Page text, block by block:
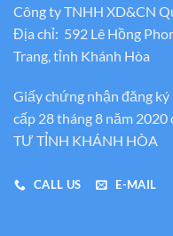
Công ty TNHH XD&CN
Địa chỉ: 592 Lê Hồng
Trang, tỉnh Khánh Hòa
Giấy chứng nhận đăng
cấp 28 tháng 8 năm
TƯ TỈNH KHÁNH HÒA
CALL US E-MAIL